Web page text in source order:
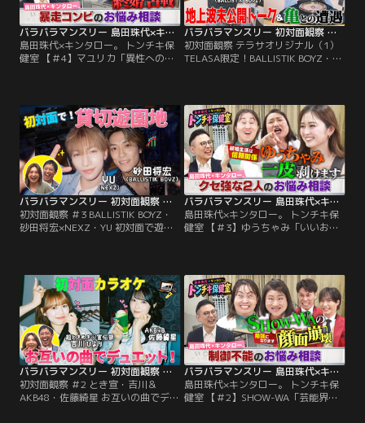
バラバラマンスリー 島田珠代×キンタロー。 トンチキ保健室 【＃4】マユリカ「異性へのアピール方法」
島田珠代×キンタロー。 トンチキ保
健室 【＃4】マユリカ「異性へのア
に、波乱万丈な人生経験を積み重ね
てきた島田珠代とキンタロー。…そ
んな2人が保健室の先生に扮して、
ゲストのお悩みに真剣に向き合い本
音でアドバイス。
バラバラマンスリー 初対面観察 テラサオリジナル（1） TELASA限定！BALLISTIK BOYZ・砂田×NEXZ・YU 遊園地で初対面！未公開トーク＆亀との遭遇
初対面観察 テラサオリジナル（1）
TELASA限定！BALLISTIK BOYZ・砂
アイドルやアーティストの初対面を
覗き見しておしゃべりする観察系リ
アリティーショー「初対面観察」！
今回は、BALLISTIK BOYZ・砂田将
宏×NEXZ・YUが…。
バラバラマンスリー 初対面観察 ＃3 BALLISTIK BOYZ・砂田将宏×NEXZ・YU 初対面で遊園地！
初対面観察 ＃3 BALLISTIK BOYZ・
砂田将宏×NEXZ・YU 初対面で遊園
りする「観察系リアリティーショ
ー」！今回は、BALLISTIK BOYZ・
砂田将宏×NEXZ・YUが「貸し切り
の遊園地」で初対面！ティーカップ
で見つめ合ったり…。
バラバラマンスリー 島田珠代×キンタロー。 トンチキ保健室 【＃3】ゆうちゃみ「いいお嫁さんになれるか心配」
島田珠代×キンタロー。 トンチキ保
健室 【＃3】ゆうちゃみ「いいお嫁
とは裏腹に、波乱万丈な人生経験を
積み重ねてきた島田珠代とキンタロ
ー。…そんな2人が保健室の先生に
扮して、ゲストのお悩みに真剣に向
き合い本音でアドバイス。
バラバラマンスリー 初対面観察 ＃2 とき宣・吉川＆AKB48・佐藤綺星 お互いの曲でデュエット！最終ミッション挑戦クリアなるか！？
初対面観察 ＃2 とき宣・吉川＆
AKB48・佐藤綺星 お互いの曲でデュ
バラバラマンスリー 島田珠代×キンタロー。 トンチキ保健室 【＃2】SHOW-WA「芸能界で生き残れるか不安」
島田珠代×キンタロー。 トンチキ保
健室 【＃2】SHOW-WA「芸能界で